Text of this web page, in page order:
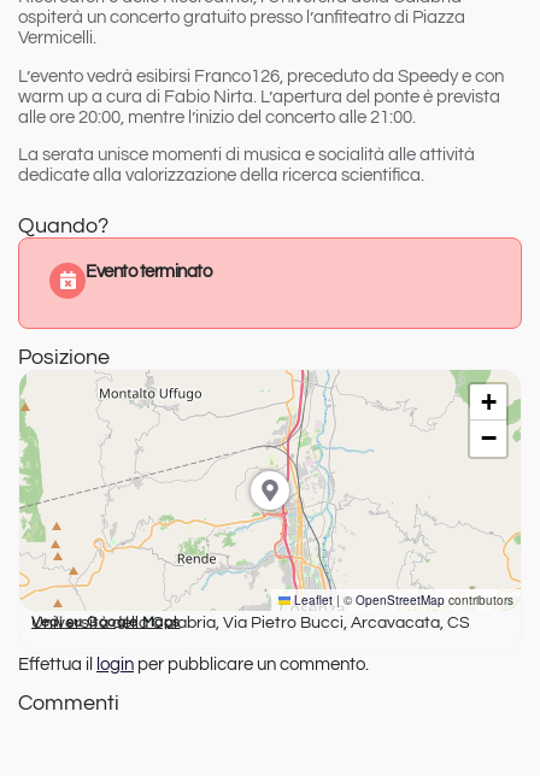
ospiterà un concerto gratuito presso l’anfiteatro di Piazza
Vermicelli.
L’evento vedrà esibirsi Franco126, preceduto da Speedy e con
warm up a cura di Fabio Nirta. L’apertura del ponte è prevista
alle ore 20:00, mentre l’inizio del concerto alle 21:00.
La serata unisce momenti di musica e socialità alle attività
dedicate alla valorizzazione della ricerca scientifica.
Quando?
Evento terminato
Posizione
+
−
Leaflet | ©OpenStreetMap contributors
Università della Calabria, Via Pietro Bucci, Arcavacata, CS
Vedi su Google Maps
Effettua il login per pubblicare un commento.
Commenti